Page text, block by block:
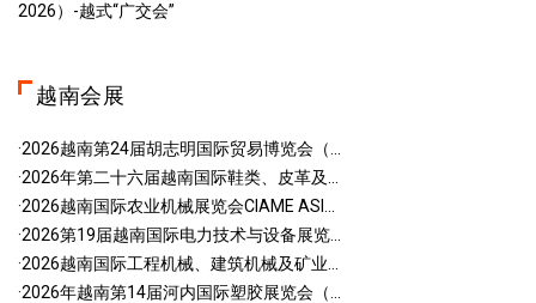
2026）-越式“广交会”
越南会展
·2026越南第24届胡志明国际贸易博览会（...
·2026年第二十六届越南国际鞋类、皮革及...
·2026越南国际农业机械展览会CIAME ASI...
·2026第19届越南国际电力技术与设备展览...
·2026越南国际工程机械、建筑机械及矿业...
·2026年越南第14届河内国际塑胶展览会（...